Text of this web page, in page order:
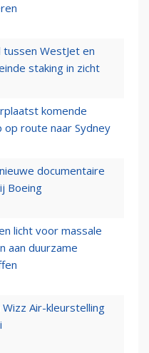
WestJet en
staking in zicht
komende
route naar Sydney
documentaire
Boeing
licht voor massale
aan duurzame
Air-kleurstelling